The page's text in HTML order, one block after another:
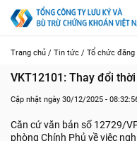
Trang chủ / Tin tức / Tổ chức
VKT12101: Thay đổi
Cập nhật ngày 30/12/2025 -
Căn cứ văn bản số 12729/
phòng Chính Phủ về việc